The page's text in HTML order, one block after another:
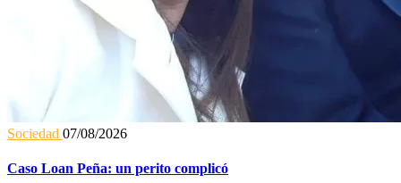
Sociedad 07/08/2026
Caso Loan Peña: un perito complicó